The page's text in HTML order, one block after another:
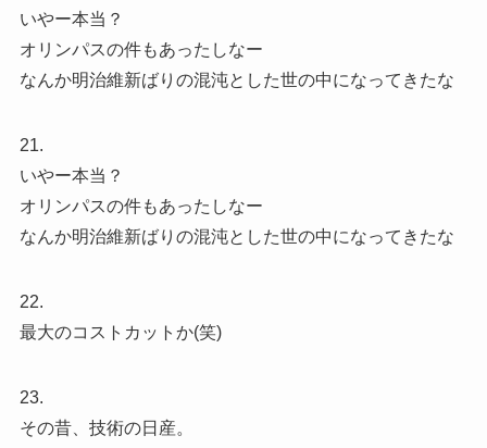
いやー本当？
オリンパスの件もあったしなー
なんか明治維新ばりの混沌とした世の中になってきたな
21.
いやー本当？
オリンパスの件もあったしなー
なんか明治維新ばりの混沌とした世の中になってきたな
22.
最大のコストカットか(笑)
23.
その昔、技術の日産。